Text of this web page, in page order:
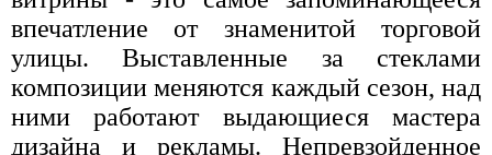
впечатление от знаменитой торговой
улицы. Выставленные за стеклами
композиции меняются каждый сезон, над
ними работают выдающиеся мастера
дизайна и рекламы. Непревзойденное